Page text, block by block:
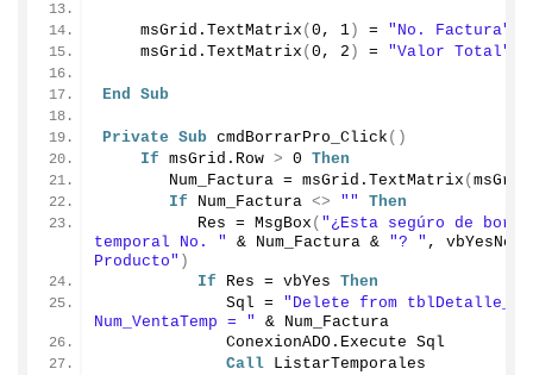
    msGrid.
TextMatrix ( 0 , 1 ) = "No. Factura"
    msGrid.
TextMatrix ( 0 , 2 ) = "Valor Total"
End Sub
Private Sub cmdBorrarPro_Click ()
If msGrid. Row > 0 Then
       Num_Factura = msGrid.
TextMatrix (
If Num_Factura <> ""
Then
          Res =
MsgBox ( "¿Esta segúro de
temporal No. "
& Num_Factura & "? " , vbYesNo,
Producto" )
If Res = vbYes Then
             Sql =
"Delete from
Num_VentaTemp = "
& Num_Factura
             ConexionADO.
Execute Sql
Call ListarTemporales